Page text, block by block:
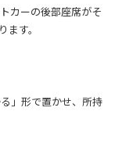
カーの後部座席がそ
す。
」形で置かせ、所持